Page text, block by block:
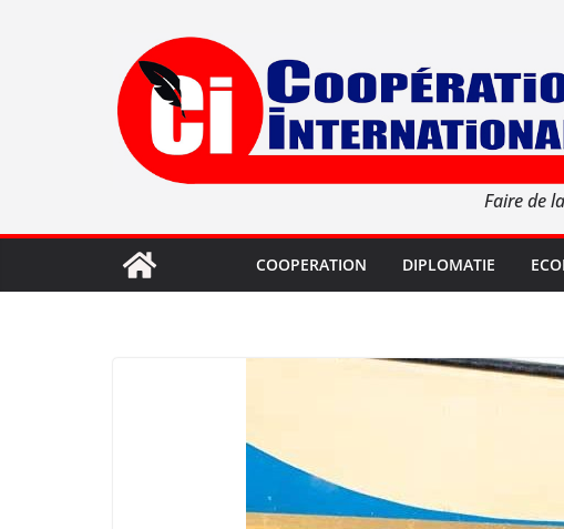
Faire de
COOPERATION DIPLOMATIE